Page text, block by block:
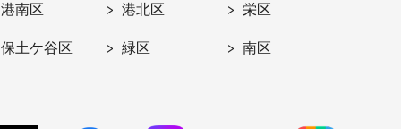
港南区 港北区 栄区
保土ケ谷区 緑区 南区